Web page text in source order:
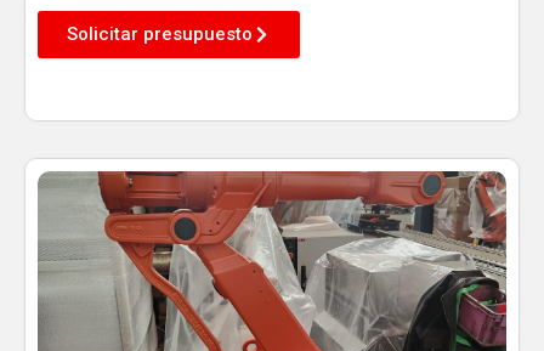
Solicitar presupuesto